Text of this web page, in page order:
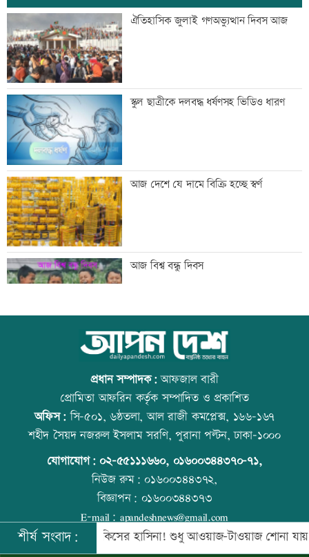
যুবদল নেতার মরদেহ উদ্ধার
ইতালিতে ঢাকাগামী বিমানে আটকা আড়াই
শতাধিক যাত্রী
বাকৃবিতে শুরু হচ্ছে প্রাণী চিকিৎসক-
গবেষকদের বৈজ্ঞানিক সম্মেলন
বন্দরে বিস্ফোরণে একই পরিবারের ৩ জন দগ্ধ
পাঁচ আর্থিক প্রতিষ্ঠান বন্ধের অনুমোদন,
রোববার প্রশাসক নিয়োগ
ঢাকা-ময়মনসিংহ রেল যোগাযোগ স্বাভাবিক
সিঙ্গাপুর থেকে এক কার্গো এলএনজি কিনবে
সরকার
ঐতিহাসিক জুলাই গণঅভ্যুত্থান দিবস আজ
স্কুল ছাত্রীকে দলবদ্ধ ধর্ষণসহ ভিডিও ধারণ
আজ দেশে যে দামে বিক্রি হচ্ছে স্বর্ণ
আজ বিশ্ব বন্ধু দিবস
উত্থান-পতনের বাজারে আজ স্বর্ণের ভরি কত
কোরআন-হাদিসে নামাজ না পড়ার শাস্তি
আজ স্বর্ণ-রুপা যে দামে বিক্রি হচ্ছে
প্রধান সম্পাদক:আফজাল বারী
প্রোমিতা আফরিন কর্তৃক সম্পাদিত ও প্রকাশিত
অফিস:সি-৫০১, ৬ষ্ঠতলা, আল রাজী কমপ্লেক্স, ১৬৬-১৬৭
শহীদ সৈয়দ নজরুল ইসলাম সরণি, পুরানা পল্টন, ঢাকা-১০০০
যোগাযোগ: ০২-৫৫১১১৬৬০, ০১৬০০৩৪৪৩৭০-৭১,
নিউজ রুম:০১৬০০৩৪৪৩৭২,
বিজ্ঞাপন: ০১৬০০৩৪৪৩৭৩
E-mail: apandeshnews@gmail.com
©২০২৬ |আপন দেশ ডটকমকর্তৃক সর্বসত্ব ® সংরক্ষিত | উন্নয়নে
শীর্ষ সংবাদ:
সরকার কিসের হাসিনা! শুধু আওয়াজ-টাওয়াজ শোনা যায়: